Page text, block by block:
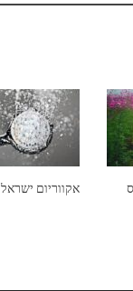
אקווריום ישראל